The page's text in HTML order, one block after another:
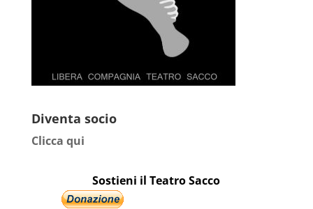
Diventa socio
Clicca qui
Sostieni il Teatro Sacco